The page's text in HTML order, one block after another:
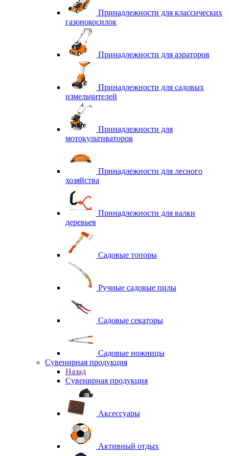
Принадлежности для классических
газонокосилок
Принадлежности для аэраторов
Принадлежности для садовых
измельчителей
Принадлежности для
мотокультиваторов
Принадлежности для лесного
хозяйства
Принадлежности для валки
деревьев
Садовые топоры
Ручные садовые пилы
Садовые секаторы
Садовые ножницы
Сувенирная продукция
Назад
Сувенирная продукция
Аксессуары
Активный отдых